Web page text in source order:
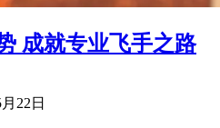
成就专业飞手之路
22日